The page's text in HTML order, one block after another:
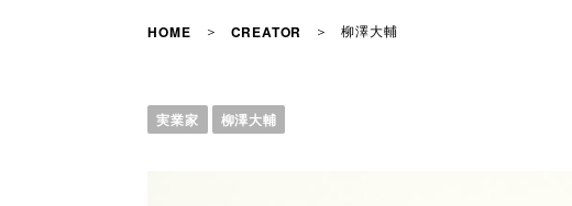
HOME CREATOR 柳澤大輔
実業家 柳澤大輔